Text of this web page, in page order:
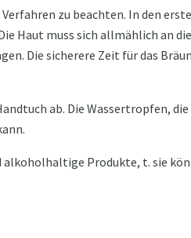
zu beachten. In den
Haut muss sich allmählich an
Die sicherere Zeit für das
ab. Die Wassertropfen,
alkoholhaltige Produkte, t. sie